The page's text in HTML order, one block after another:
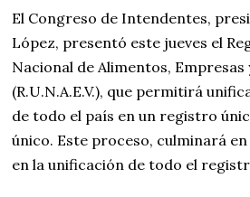
El Congreso de Intendentes,
López, presentó este jueves el
Nacional de Alimentos, Empresas
(R.U.N.A.E.V.), que permitirá
de todo el país en un registro
único. Este proceso, culminará
en la unificación de todo el